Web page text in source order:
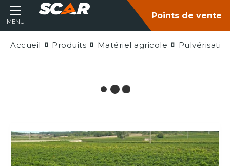
MENU
Points de vente
Accueil Produits Matériel agricole